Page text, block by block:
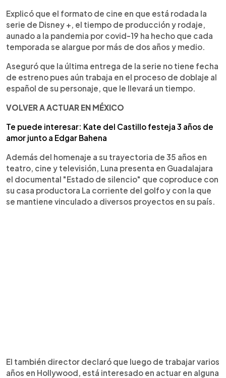
Explicó que el formato de cine en que está rodada la
serie de Disney +, el tiempo de producción y rodaje,
aunado a la pandemia por covid-19 ha hecho que cada
temporada se alargue por más de dos años y medio.
Aseguró que la última entrega de la serie no tiene fecha
de estreno pues aún trabaja en el proceso de doblaje al
español de su personaje, que le llevará un tiempo.
VOLVER A ACTUAR EN MÉXICO
Te puede interesar: Kate del Castillo festeja 3 años de
amor junto a Edgar Bahena
Además del homenaje a su trayectoria de 35 años en
teatro, cine y televisión, Luna presenta en Guadalajara
el documental "Estado de silencio" que coproduce con
su casa productora La corriente del golfo y con la que
se mantiene vinculado a diversos proyectos en su país.
El también director declaró que luego de trabajar varios
años en Hollywood, está interesado en actuar en alguna